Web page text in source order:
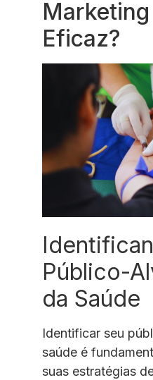
Eficaz?
Público-
da Saúde
Identificar seu
saúde é
suas estratégias